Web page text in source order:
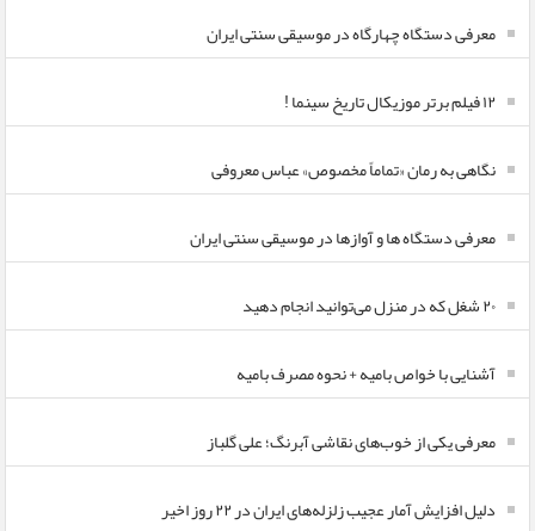
معرفی دستگاه چهارگاه در موسیقی سنتی ایران
۱۲ فیلم برتر موزیکال تاریخ سینما !
نگاهی به رمان «تماماً مخصوص» عباس معروفی
معرفی دستگاه ها و آوازها در موسیقی سنتی ایران
۲۰ شغل که در منزل می‌توانید انجام دهید
آشنایی با خواص بامیه + نحوه مصرف بامیه
معرفی یکی از خوب‌های نقاشی آبرنگ؛ علی گلباز
دلیل افزایش آمار عجیب زلزله‌های ایران در ۲۲ روز اخیر